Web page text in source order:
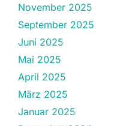
November 2025
September 2025
Juni 2025
Mai 2025
April 2025
März 2025
Januar 2025